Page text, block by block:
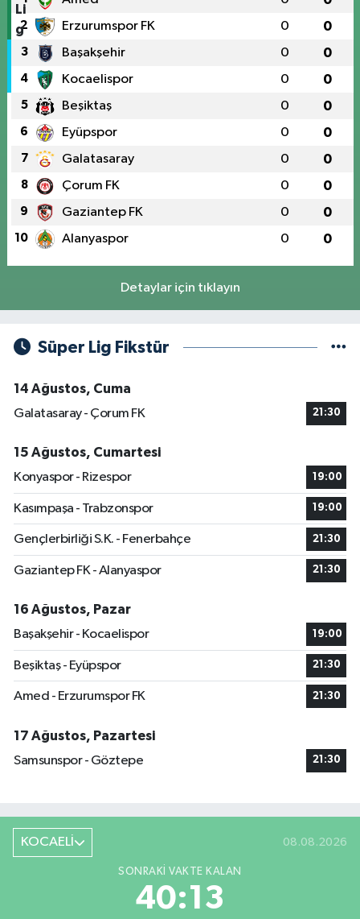
2 Erzurumspor FK 0 0
3 Başakşehir 0 0
4 Kocaelispor 0 0
5 Beşiktaş 0 0
6 Eyüpspor 0 0
7 Galatasaray 0 0
8 Çorum FK 0 0
9 Gaziantep FK 0 0
10 Alanyaspor 0 0
Detaylar için tıklayın
Süper Lig Fikstür
14 Ağustos, Cuma
Galatasaray - Çorum FK
21:30
15 Ağustos, Cumartesi
Konyaspor - Rizespor
19:00
Kasımpaşa - Trabzonspor 19:00
Gençlerbirliği S.K. - Fenerbahçe 21:30
Gaziantep FK - Alanyaspor 21:30
16 Ağustos, Pazar
Başakşehir - Kocaelispor
19:00
Beşiktaş - Eyüpspor 21:30
Amed - Erzurumspor FK 21:30
17 Ağustos, Pazartesi
Samsunspor - Göztepe
21:30
KOCAELİ 08.08.2026
SONRAKI VAKTE KALAN
40:13